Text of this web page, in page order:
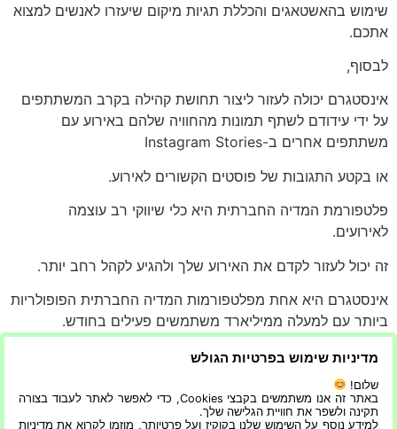
שימוש בהאשטאגים והכללת תגיות מיקום שיעזרו לאנשים למצוא
אתכם.
לבסוף,
אינסטגרם יכולה לעזור ליצור תחושת קהילה בקרב המשתתפים
על ידי עידודם לשתף תמונות מהחוויה שלהם באירוע עם
משתתפים אחרים ב-Instagram Stories
או בקטע התגובות של פוסטים הקשורים לאירוע.
פלטפורמת המדיה החברתית היא כלי שיווקי רב עוצמה
לאירועים.
זה יכול לעזור לקדם את האירוע שלך ולהגיע לקהל רחב יותר.
אינסטגרם היא אחת מפלטפורמות המדיה החברתית הפופולריות
ביותר עם למעלה ממיליארד משתמשים פעילים בחודש.
הפלטפורמה מציעה תכונות רבות שניתן להשתמש בהן בדרכים
שונות כאשר אתם מתכננים אירוע.
ישנן שלוש דרכים עיקריות שבהן אינסטגרם יכול לשמש ככלי
שיווקי לאירועים:
מדיניות שימוש בפרטיות הגולש
שלום!
באתר זה אנו משתמשים בקבצי Cookies, כדי לאפשר לאתר לעבוד בצורה
תקינה ולשפר את חוויית הגלישה שלך.
למידע נוסף על השימוש שלנו בקוקיז ועל פרטיותך, מוזמן לקרוא את מדיניות